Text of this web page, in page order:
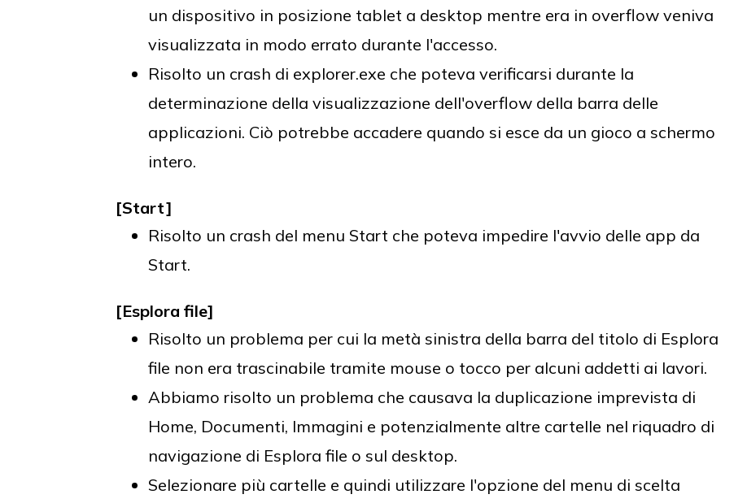
un dispositivo in posizione tablet a desktop mentre era in overflow veniva
visualizzata in modo errato durante l'accesso.
Risolto un crash di explorer.exe che poteva verificarsi durante la
determinazione della visualizzazione dell'overflow della barra delle
applicazioni. Ciò potrebbe accadere quando si esce da un gioco a schermo
intero.
[Start]
Risolto un crash del menu Start che poteva impedire l'avvio delle app da
Start.
[Esplora file]
Risolto un problema per cui la metà sinistra della barra del titolo di Esplora
file non era trascinabile tramite mouse o tocco per alcuni addetti ai lavori.
Abbiamo risolto un problema che causava la duplicazione imprevista di
Home, Documenti, Immagini e potenzialmente altre cartelle nel riquadro di
navigazione di Esplora file o sul desktop.
Selezionare più cartelle e quindi utilizzare l'opzione del menu di scelta